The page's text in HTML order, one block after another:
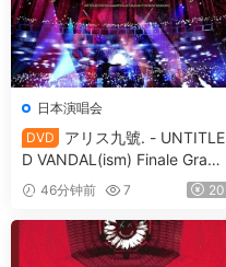
日本演唱会
DVD
アリス九號. - UNTITLE
D VANDAL(ism) Finale Grace
d The Beautiful Day Limited
Edition [2009.11.11] [3DVD I
SO 7.53GB]
46分钟前 7 20